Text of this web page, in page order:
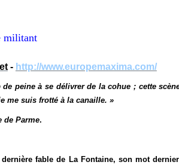
militant
- http://www.europemaxima.com/
de peine à se délivrer de la cohue ; cette
me suis frotté à la canaille. »
de Parme.
fable de La Fontaine, son mot